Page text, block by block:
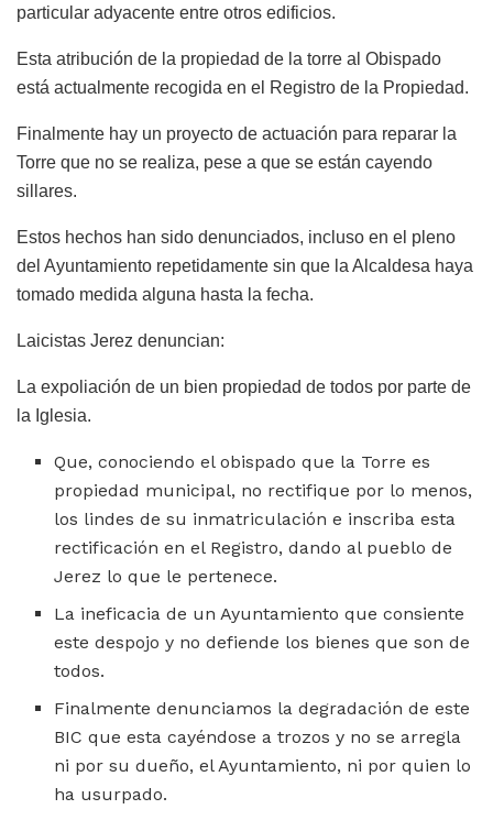
particular adyacente entre otros edificios.
Esta atribución de la propiedad de la torre al Obispado
está actualmente recogida en el Registro de la Propiedad.
Finalmente hay un proyecto de actuación para reparar la
Torre que no se realiza, pese a que se están cayendo
sillares.
Estos hechos han sido denunciados, incluso en el pleno
del Ayuntamiento repetidamente sin que la Alcaldesa haya
tomado medida alguna hasta la fecha.
Laicistas Jerez denuncian:
La expoliación de un bien propiedad de todos por parte de
la Iglesia.
Que, conociendo el obispado que la Torre es
propiedad municipal, no rectifique por lo menos,
los lindes de su inmatriculación e inscriba esta
rectificación en el Registro, dando al pueblo de
Jerez lo que le pertenece.
La ineficacia de un Ayuntamiento que consiente
este despojo y no defiende los bienes que son de
todos.
Finalmente denunciamos la degradación de este
BIC que esta cayéndose a trozos y no se arregla
ni por su dueño, el Ayuntamiento, ni por quien lo
ha usurpado.